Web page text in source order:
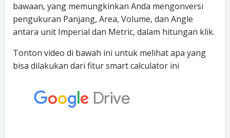
bawaan, yang memungkinkan Anda mengonversi
pengukuran Panjang, Area, Volume, dan Angle
antara unit Imperial dan Metric, dalam hitungan klik.
Tonton video di bawah ini untuk melihat apa yang
bisa dilakukan dari fitur smart calculator ini